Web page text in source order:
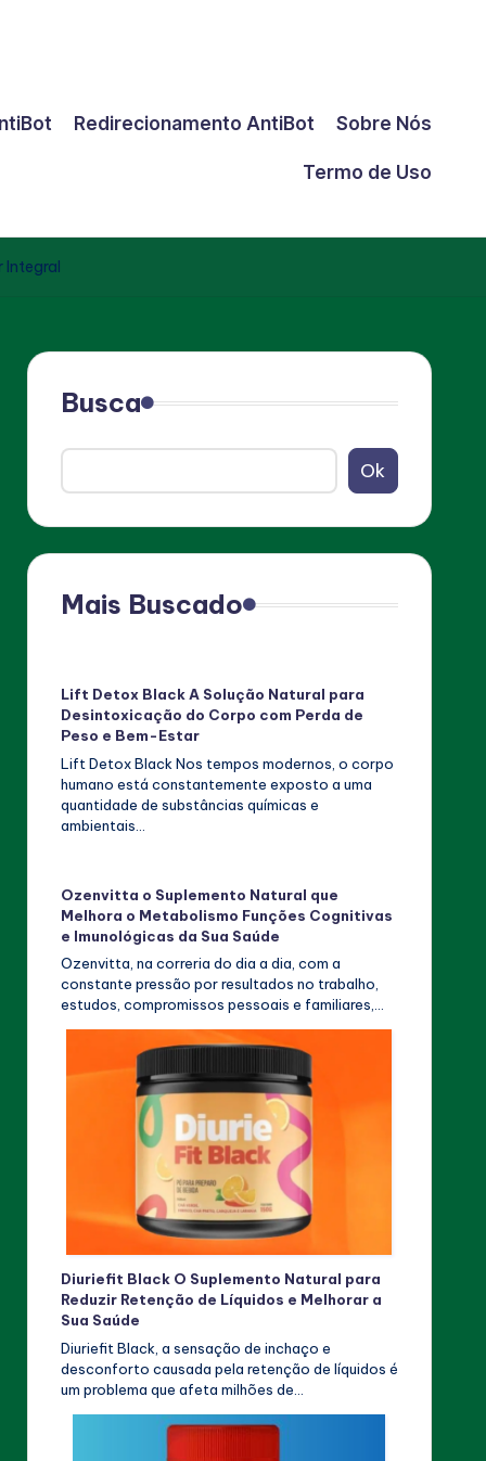
Redirecionamento AntiBot Sobre Nós
Termo de Uso
Integral
Busca
Ok
Mais Buscado
Lift Detox Black A Solução Natural para
Desintoxicação do Corpo com Perda de
Peso e Bem-Estar
Lift Detox Black Nos tempos modernos, o corpo
humano está constantemente exposto a uma
quantidade de substâncias químicas e
ambientais…
Ozenvitta o Suplemento Natural que
Melhora o Metabolismo Funções Cognitivas
e Imunológicas da Sua Saúde
Ozenvitta, na correria do dia a dia, com a
constante pressão por resultados no trabalho,
estudos, compromissos pessoais e familiares,…
Diuriefit Black O Suplemento Natural para
Reduzir Retenção de Líquidos e Melhorar a
Sua Saúde
Diuriefit Black, a sensação de inchaço e
desconforto causada pela retenção de líquidos é
um problema que afeta milhões de…